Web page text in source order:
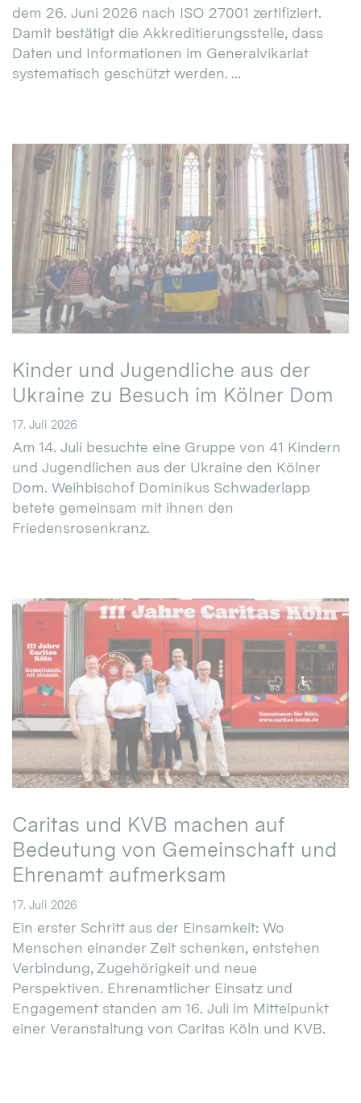
dem 26. Juni 2026 nach ISO 27001 zertifiziert.
Damit bestätigt die Akkreditierungsstelle, dass
Daten und Informationen im Generalvikariat
systematisch geschützt werden. ...
Kinder und Jugendliche aus der
Ukraine zu Besuch im Kölner Dom
17. Juli 2026
Am 14. Juli besuchte eine Gruppe von 41 Kindern
und Jugendlichen aus der Ukraine den Kölner
Dom. Weihbischof Dominikus Schwaderlapp
betete gemeinsam mit ihnen den
Friedensrosenkranz.
Caritas und KVB machen auf
Bedeutung von Gemeinschaft und
Ehrenamt aufmerksam
17. Juli 2026
Ein erster Schritt aus der Einsamkeit: Wo
Menschen einander Zeit schenken, entstehen
Verbindung, Zugehörigkeit und neue
Perspektiven. Ehrenamtlicher Einsatz und
Engagement standen am 16. Juli im Mittelpunkt
einer Veranstaltung von Caritas Köln und KVB.